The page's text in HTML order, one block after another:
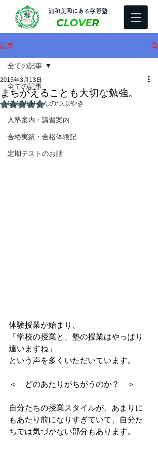
​浦和美園にある学習塾
CLOVER
記事
全ての記事
CLOVERくんのつぶやき
入塾案内・講習案内
合格実績・合格体験記
定期テストのお話
全ての記事
まちがえることも大切な勉強。
2015年3月13日
5つ星のうちNaNと評価されています。
体験授業が始まり、
「学校の授業と、塾の授業はやっぱり
違いますね」
という声を多くいただいています。
＜　どのあたりがちがうのか？　＞
自分たちの授業スタイルが、あまりに
もあたり前になりすぎていて、自分た
ちでは気づかない部分もあります。